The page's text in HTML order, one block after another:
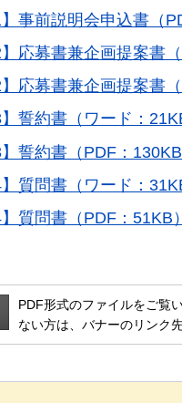
】事前説明会申込書（
】応募書兼企画提案書
】応募書兼企画提案書
】誓約書（ワード：
】誓約書（PDF：130KB
】質問書（ワード：
】質問書（PDF：51KB）
PDF形式のファイルをご覧
ない方は、バナーのリンク